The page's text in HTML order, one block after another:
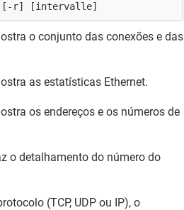
[-r] [intervalle]
o conjunto das conexões e das
as estatísticas Ethernet.
os endereços e os números de
o detalhamento do número do
(TCP, UDP ou IP), o